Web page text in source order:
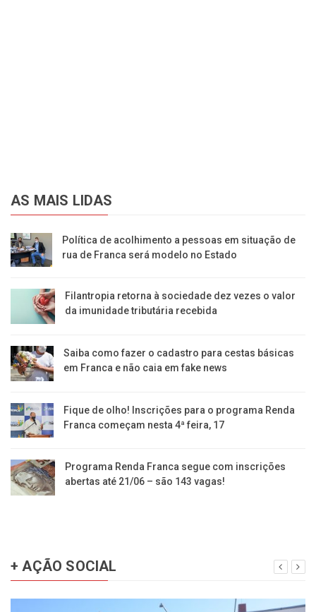
AS MAIS LIDAS
Política de acolhimento a pessoas em situação de
rua de Franca será modelo no Estado
Filantropia retorna à sociedade dez vezes o valor
da imunidade tributária recebida
Saiba como fazer o cadastro para cestas básicas
em Franca e não caia em fake news
Fique de olho! Inscrições para o programa Renda
Franca começam nesta 4ª feira, 17
Programa Renda Franca segue com inscrições
abertas até 21/06 – são 143 vagas!
+ AÇÃO SOCIAL